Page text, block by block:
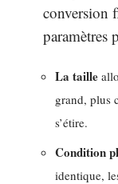
conversion
paramètres
La taille
grand, plus
s’étire.
Condition
identique,